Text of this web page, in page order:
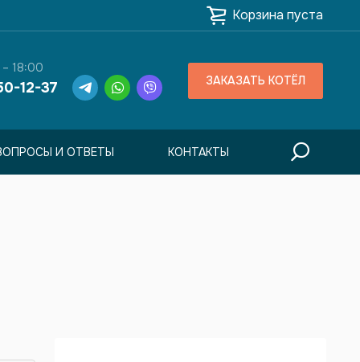
Корзина пуста
12-37
18:00
ЗАКАЗАТЬ КОТЁЛ
И ОТВЕТЫ КОНТАКТЫ